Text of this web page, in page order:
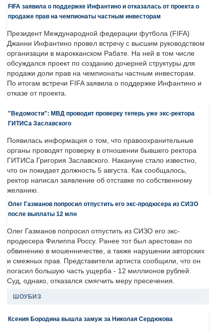
FIFA заявила о поддержке Инфантино и отказалась от проекта о
продаже прав на чемпионаты частным инвесторам
Президент Международной федерации футбола (FIFA)
Джанни Инфантино провел встречу с высшим руководством
организации в марокканском Рабате. На ней в том числе
обсуждался проект по созданию дочерней структуры для
продажи доли прав на чемпионаты частным инвесторам.
По итогам встречи FIFA заявила о поддержке Инфантино и
отказе от проекта.
"Ведомости": МВД проводит проверку теперь уже экс-ректора
ГИТИСа Заславского
Появилась информация о том, что правоохранительные
органы проводят проверку в отношении бывшего ректора
ГИТИСа Григория Заславского. Накануне стало известно,
что он покидает должность 5 августа. Как сообщалось,
ректор написал заявление об отставке по собственному
желанию.
Олег Газманов попросил отпустить его экс-продюсера из СИЗО
после выплаты 12 млн
Олег Газманов попросил отпустить из СИЗО его экс-
продюсера Филиппа Россу. Ранее тот был арестован по
обвинению в мошенничестве, а также нарушении авторских
и смежных прав. Представители артиста сообщили, что он
погасил большую часть ущерба - 12 миллионов рублей.
Суд, однако, отказался смягчить меру пресечения.
ШОУБИЗ
Ксения Бородина вышла замуж за Николая Сердюкова